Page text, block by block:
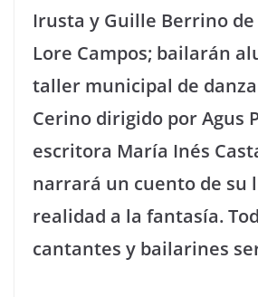
Irusta y Guille Berrino de
Lore Campos; bailarán
taller municipal de
Cerino dirigido por Agus
escritora María Inés
narrará un cuento de su
realidad a la fantasía.
cantantes y bailarines